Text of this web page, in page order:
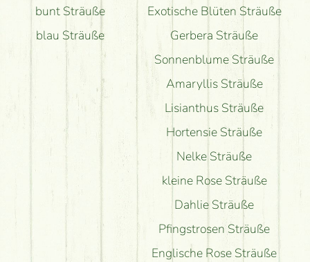
bunt Sträuße
blau Sträuße
Exotische Blüten Sträuße
Gerbera Sträuße
Sonnenblume Sträuße
Amaryllis Sträuße
Lisianthus Sträuße
Hortensie Sträuße
Nelke Sträuße
kleine Rose Sträuße
Dahlie Sträuße
Pfingstrosen Sträuße
Englische Rose Sträuße